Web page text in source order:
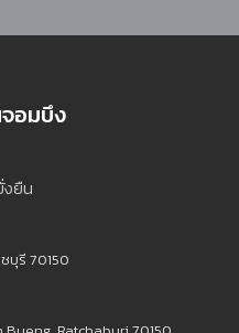
อมบึง
ยืน
บุรี 70150